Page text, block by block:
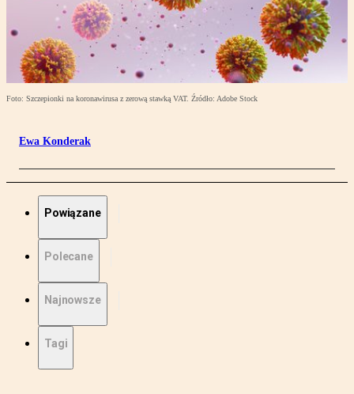
Foto: Szczepionki na koronawirusa z zerową stawką VAT. Źródło: Adobe Stock
Ewa Konderak
Powiązane
Polecane
Najnowsze
Tagi